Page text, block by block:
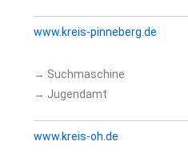
www.kreis-pinneberg.de
→ Suchmaschine
→ Jugendamt
www.kreis-oh.de